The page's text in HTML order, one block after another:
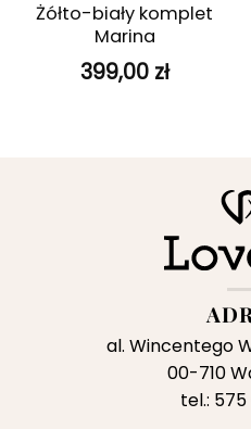
Żółto-biały komplet
Marina
399,00 zł
al. Wincentego
00-710
tel.: 575